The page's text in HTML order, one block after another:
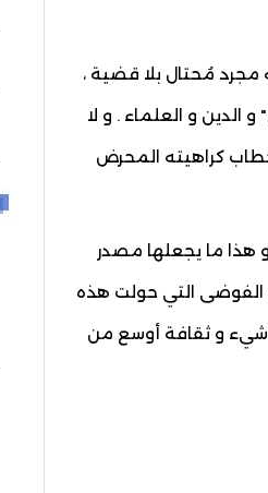
مُحتال بلا قضية ،
و العلماء . و لا
كراهيته المحرض
هذا ما يجعلها مصدر
الفوضى التي حولت هذه
شيء و ثقافة أوسع من